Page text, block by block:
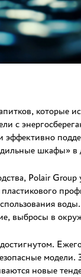
которые
с
эффективно
шкафы»
Polair
пластикового
выбросы в
новые